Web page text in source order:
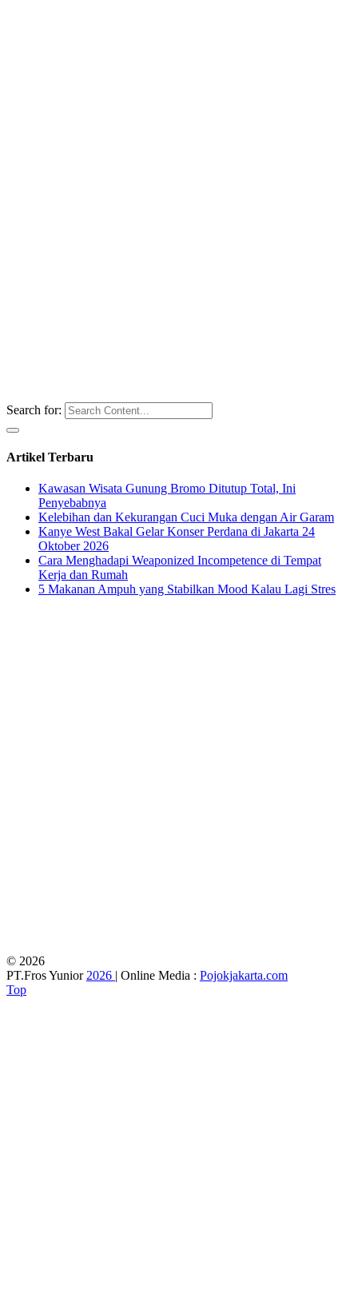
Search for:
Artikel Terbaru
Kawasan Wisata Gunung Bromo Ditutup Total, Ini
Penyebabnya
Kelebihan dan Kekurangan Cuci Muka dengan Air Garam
Kanye West Bakal Gelar Konser Perdana di Jakarta 24
Oktober 2026
Cara Menghadapi Weaponized Incompetence di Tempat
Kerja dan Rumah
5 Makanan Ampuh yang Stabilkan Mood Kalau Lagi Stres
© 2026
PT.Fros Yunior2026 | Online Media : Pojokjakarta.com
Top